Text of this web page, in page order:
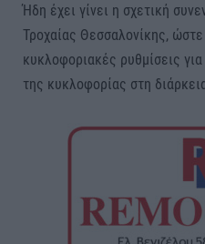
Ήδη έχει γίνει η σχετική
Τροχαίας Θεσσαλονίκης,
κυκλοφοριακές ρυθμίσεις
της κυκλοφορίας στη